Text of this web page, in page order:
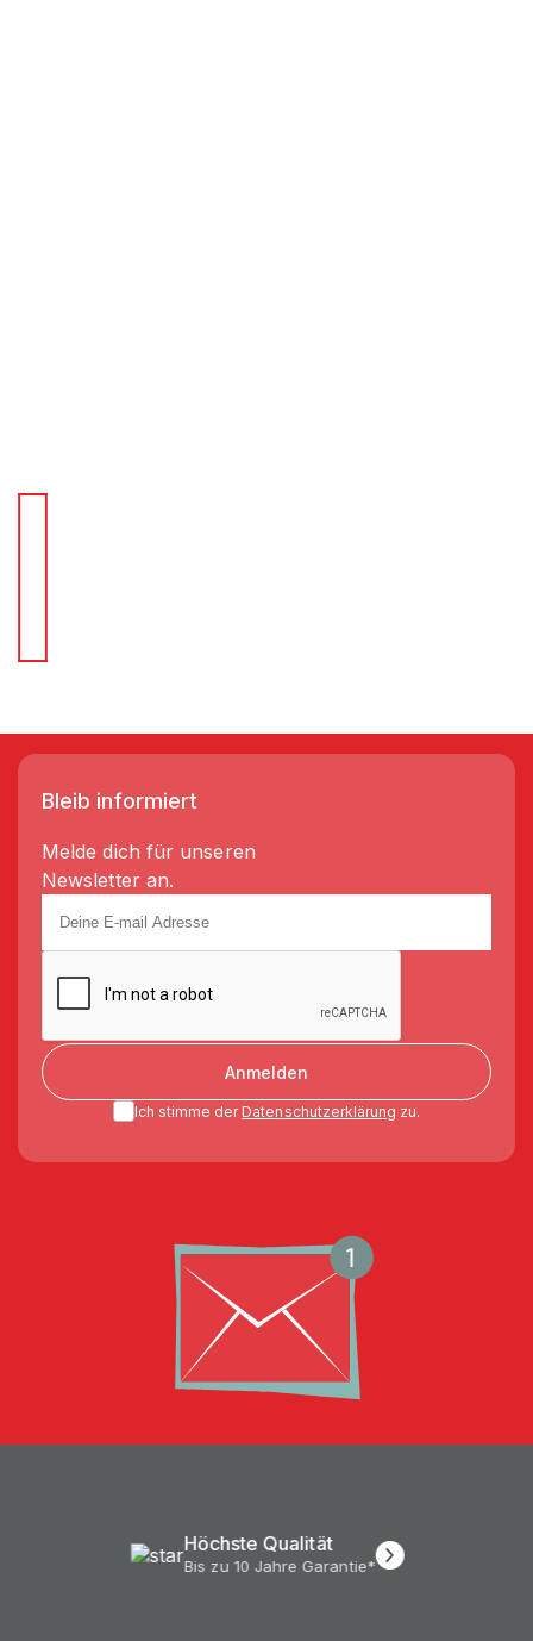
Bleib informiert
Melde dich für unseren
Newsletter an.
Anmelden
Ich stimme der Datenschutzerklärung zu.
Höchste Qualität
Bis zu 10 Jahre Garantie*